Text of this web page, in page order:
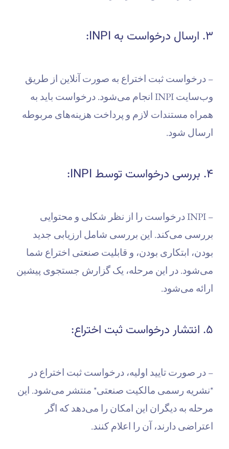
۳. ارسال درخواست به INPI:
– درخواست ثبت اختراع به صورت آنلاین از طریق
وب‌سایت INPI انجام می‌شود. درخواست باید به
همراه مستندات لازم و پرداخت هزینه‌های مربوطه
ارسال شود.
۴. بررسی درخواست توسط INPI:
– INPI درخواست را از نظر شکلی و محتوایی
بررسی می‌کند. این بررسی شامل ارزیابی جدید
بودن، ابتکاری بودن، و قابلیت صنعتی اختراع شما
می‌شود. در این مرحله، یک گزارش جستجوی پیشین
ارائه می‌شود.
۵. انتشار درخواست ثبت اختراع:
– در صورت تایید اولیه، درخواست ثبت اختراع در
*نشریه رسمی مالکیت صنعتی* منتشر می‌شود. این
مرحله به دیگران این امکان را می‌دهد که اگر
اعتراضی دارند، آن را اعلام کنند.